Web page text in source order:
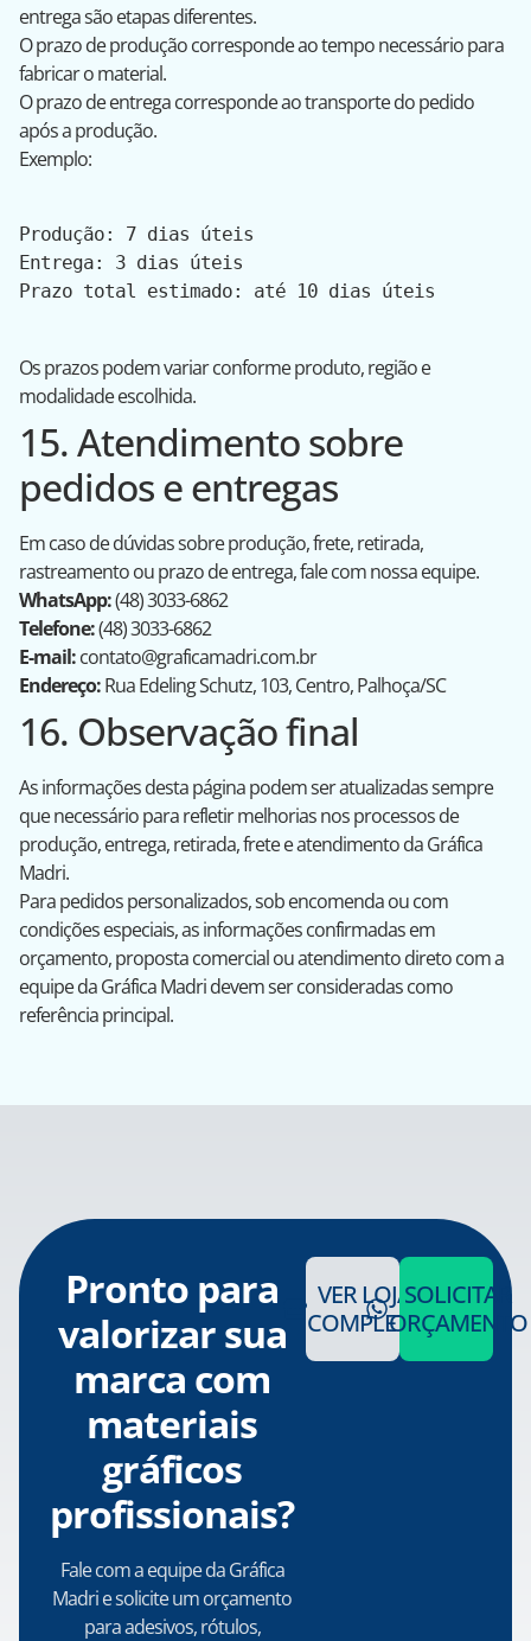
entrega são etapas diferentes.
O prazo de produção corresponde ao tempo necessário para
fabricar o material.
O prazo de entrega corresponde ao transporte do pedido
após a produção.
Exemplo:
Produção: 7 dias úteis
Entrega: 3 dias úteis
Prazo total estimado: até 10 dias úteis
Os prazos podem variar conforme produto, região e
modalidade escolhida.
15. Atendimento sobre
pedidos e entregas
Em caso de dúvidas sobre produção, frete, retirada,
rastreamento ou prazo de entrega, fale com nossa equipe.
WhatsApp:(48) 3033-6862
Telefone:(48) 3033-6862
E-mail:contato@graficamadri.com.br
Endereço:Rua Edeling Schutz, 103, Centro, Palhoça/SC
16. Observação final
As informações desta página podem ser atualizadas sempre
que necessário para refletir melhorias nos processos de
produção, entrega, retirada, frete e atendimento da Gráfica
Madri.
Para pedidos personalizados, sob encomenda ou com
condições especiais, as informações confirmadas em
orçamento, proposta comercial ou atendimento direto com a
equipe da Gráfica Madri devem ser consideradas como
referência principal.
Pronto para
valorizar sua
marca com
materiais
gráficos
profissionais?
Fale com a equipe da Gráfica
Madri e solicite um orçamento
para adesivos, rótulos,
VER LOJA
COMPLETA
SOLICITAR
ORÇAMENTO